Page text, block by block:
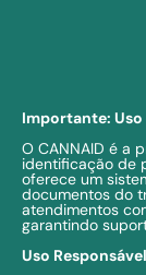
Importante: Uso
O CANNAID é a
identificação de
oferece um
documentos do
atendimentos
garantindo
Uso